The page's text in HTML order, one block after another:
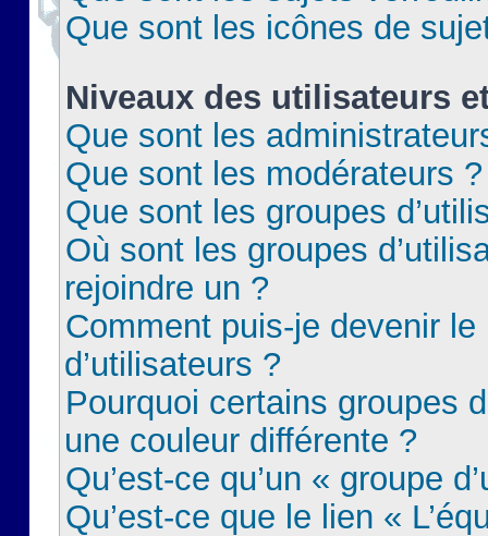
Que sont les icônes de
Niveaux des utilisateurs
Que sont les
Que sont les modérateurs ?
Que sont les groupes
Où sont les groupes
rejoindre un ?
Comment puis-je devenir le
d’utilisateurs ?
Pourquoi certains groupes
une couleur différente ?
Qu’est-ce qu’un « groupe
Qu’est-ce que le lien «